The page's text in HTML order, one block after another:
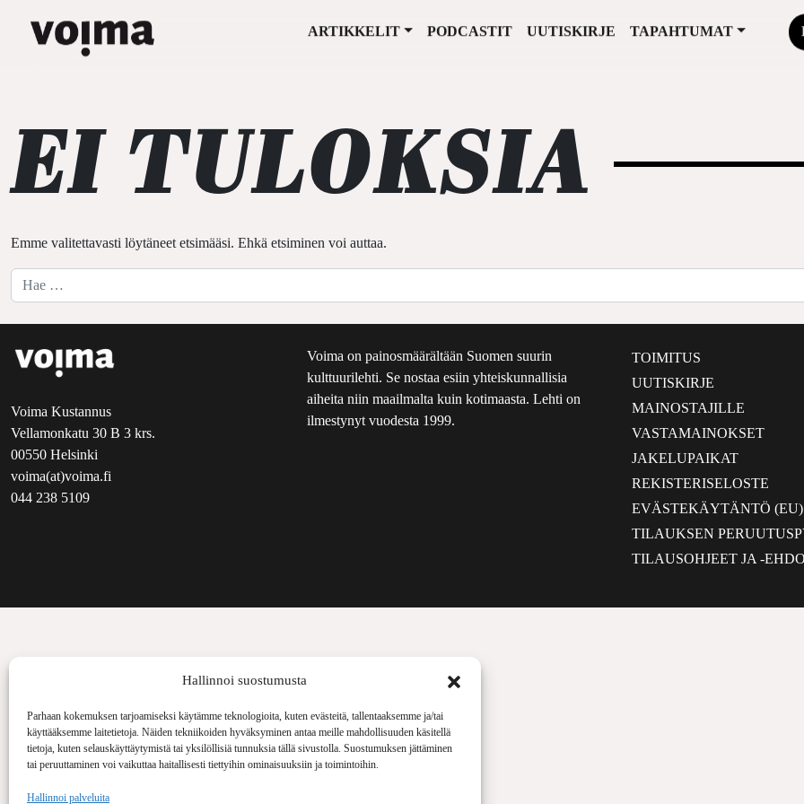
Hallinnoi suostumusta
Parhaan kokemuksen tarjoamiseksi käytämme teknologioita, kuten evästeitä, tallentaaksemme ja/tai
käyttääksemme laitetietoja. Näiden tekniikoiden hyväksyminen antaa meille mahdollisuuden käsitellä
tietoja, kuten selauskäyttäytymistä tai yksilöllisiä tunnuksia tällä sivustolla. Suostumuksen jättäminen
tai peruuttaminen voi vaikuttaa haitallisesti tiettyihin ominaisuuksiin ja toimintoihin.
Hallinnoi palveluita
Päävalikko
ARTIKKELIT PODCASTIT UUTISKIRJE TAPAHTUMAT
EI TULOKSIA
Emme valitettavasti löytäneet etsimääsi. Ehkä etsiminen voi auttaa.
Hae:
Voima Kustannus
Vellamonkatu 30 B 3 krs.
00550 Helsinki
voima(at)voima.fi
044 238 5109
Voima on painosmäärältään Suomen suurin
kulttuurilehti. Se nostaa esiin yhteiskunnallisia
aiheita niin maailmalta kuin kotimaasta. Lehti on
ilmestynyt vuodesta 1999.
TOIMITUS
UUTISKIRJE
MAINOSTAJILLE
VASTAMAINOKSET
JAKELUPAIKAT
REKISTERISELOSTE
EVÄSTEKÄYTÄNTÖ (EU)
TILAUKSEN
TILAUSOHJEET JA -